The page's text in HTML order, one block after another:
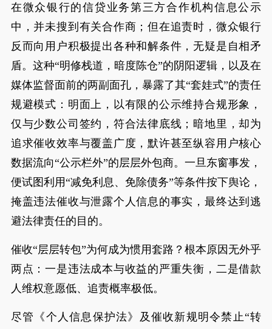
在微众银行的信贷业务第三方合作机构信息公示
中，并未搜到有关合作商；但在追责时，微众银行
反而向用户积极提出各种和解条件，无疑是自相矛
盾。这种“明修栈道，暗度陈仓”的阴阳逻辑，以及在
媒体监督面前的两副面孔，暴露了其“套娃式”的责任
规避模式：明面上，以有限的公示维持合规形象，
仅与少数公司签约，符合法律底线；暗地里，却为
追求催收效率与覆盖广度，默许甚至纵容用户核心
数据流向“公示栏外”的层层外包商。一旦东窗事发，
便试图利用“减免利息、免除债务”等条件按下舆论，
掩盖违法催收与泄露个人信息的事实，最终达到逃
避法律责任的目的。
催收“层层转包”为何成为惯用套路？根本原因无外乎
两点：一是违法成本与收益的严重失衡，二是借款
人维权意愿低、追责概率极低。
尽管《个人信息保护法》及催收新规明令禁止“转